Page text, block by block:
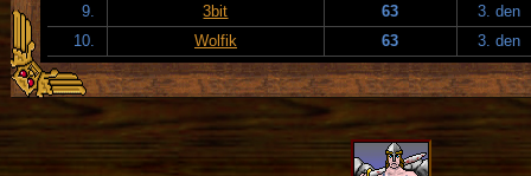
9.
3bit 63
3. den
10.
Wolfik 63 3. den